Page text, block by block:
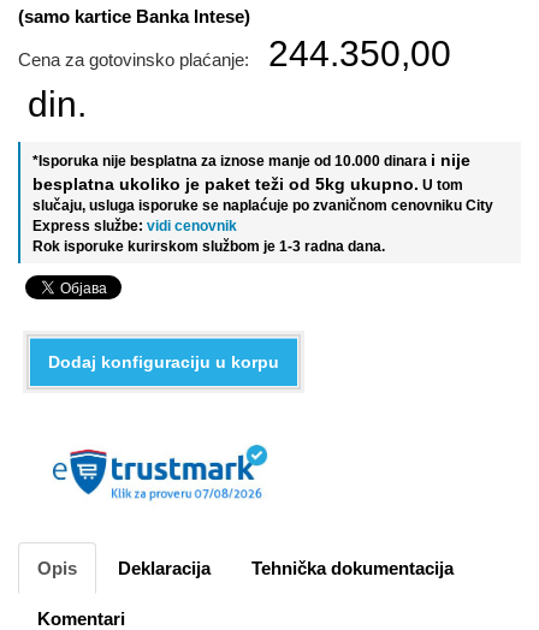
(samo kartice Banka Intese)
Cena za gotovinsko plaćanje:
244.350,00
din.
*Isporuka nije besplatna za iznose manje od 10.000 dinara i nije
besplatna ukoliko je paket teži od 5kg ukupno. U tom
slučaju, usluga isporuke se naplaćuje po zvaničnom cenovniku City
Express službe: vidi cenovnik
Rok isporuke kurirskom službom je 1-3 radna dana.
Dodaj konfiguraciju u korpu
Opis Deklaracija Tehnička dokumentacija
Komentari